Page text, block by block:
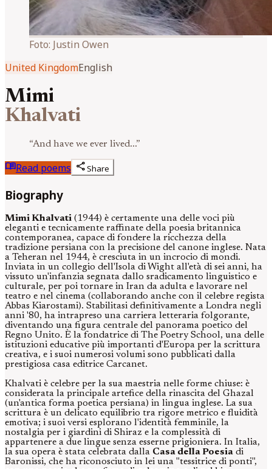
Foto: Justin Owen
United KingdomEnglish
Mimi
Khalvati
“And have we ever lived...”
menu_bookRead poems shareShare
Biography
Mimi Khalvati (1944) è certamente una delle voci più
eleganti e tecnicamente raffinate della poesia britannica
contemporanea, capace di fondere la ricchezza della
tradizione persiana con la precisione del canone inglese. Nata
a Teheran nel 1944, è cresciuta in un incrocio di mondi.
Inviata in un collegio dell'Isola di Wight all'età di sei anni, ha
vissuto un'infanzia segnata dallo sradicamento linguistico e
culturale, per poi tornare in Iran da adulta e lavorare nel
teatro e nel cinema (collaborando anche con il celebre regista
Abbas Kiarostami). Stabilitasi definitivamente a Londra negli
anni '80, ha intrapreso una carriera letteraria folgorante,
diventando una figura centrale del panorama poetico del
Regno Unito. È la fondatrice di The Poetry School, una delle
istituzioni educative più importanti d'Europa per la scrittura
creativa, e i suoi numerosi volumi sono pubblicati dalla
prestigiosa casa editrice Carcanet.
Khalvati è celebre per la sua maestria nelle forme chiuse: è
considerata la principale artefice della rinascita del Ghazal
(un'antica forma poetica persiana) in lingua inglese. La sua
scrittura è un delicato equilibrio tra rigore metrico e fluidità
emotiva; i suoi versi esplorano l'identità femminile, la
nostalgia per i giardini di Shiraz e la complessità di
appartenere a due lingue senza esserne prigioniera. In Italia,
la sua opera è stata celebrata dalla Casa della Poesia di
Baronissi, che ha riconosciuto in lei una "tessitrice di ponti",